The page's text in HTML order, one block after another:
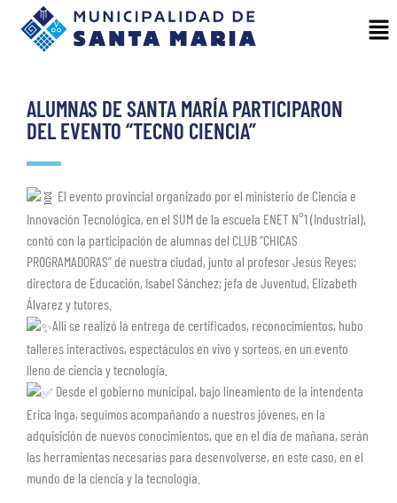
ALUMNAS DE SANTA MARÍA PARTICIPARON
DEL EVENTO “TECNO CIENCIA”
El evento provincial organizado por el ministerio de Ciencia e
Innovación Tecnológica, en el SUM de la escuela ENET N°1 (Industrial),
contó con la participación de alumnas del CLUB “CHICAS
PROGRAMADORAS” de nuestra ciudad, junto al profesor Jesús Reyes;
directora de Educación, Isabel Sánchez; jefa de Juventud, Elizabeth
Álvarez y tutores.
Allí se realizó la entrega de certificados, reconocimientos, hubo
talleres interactivos, espectáculos en vivo y sorteos, en un evento
lleno de ciencia y tecnología.
Desde el gobierno municipal, bajo lineamiento de la intendenta
Erica Inga, seguimos acompañando a nuestros jóvenes, en la
adquisición de nuevos conocimientos, que en el día de mañana, serán
las herramientas necesarias para desenvolverse, en este caso, en el
mundo de la ciencia y la tecnología.